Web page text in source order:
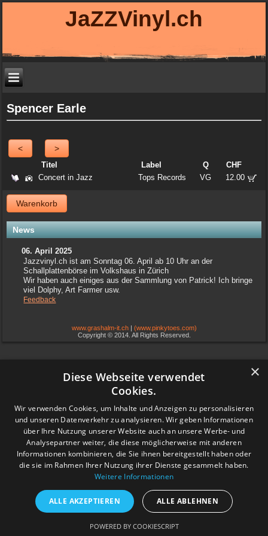
JaZZVinyl.ch
Spencer Earle
< >
Titel Label Q
CHF
Concert in Jazz
Tops Records VG 12.00
Warenkorb
News
06. April 2025
Jazzvinyl.ch ist am Sonntag 06. April ab 10 Uhr an der
Schallplattenbörse im Volkshaus in Zürich
Wir haben auch einiges aus der Sammlung von Patrick! Ich bringe
viel Dolphy, Art Farmer usw.
Feedback
www.grashalm-it.ch| (www.pinkytoes.com)
Copyright © 2014. All Rights Reserved.
×
Diese Webseite verwendet
Cookies.
Wir verwenden Cookies, um Inhalte und Anzeigen zu personalisieren
und unseren Datenverkehr zu analysieren. Wir geben Informationen
über Ihre Nutzung unserer Website auch an unsere Werbe- und
Analysepartner weiter, die diese möglicherweise mit anderen
Informationen kombinieren, die Sie ihnen bereitgestellt haben oder
die sie im Rahmen Ihrer Nutzung ihrer Dienste gesammelt haben.
Weitere Informationen
ALLE AKZEPTIEREN ALLE ABLEHNEN
POWERED BY COOKIESCRIPT